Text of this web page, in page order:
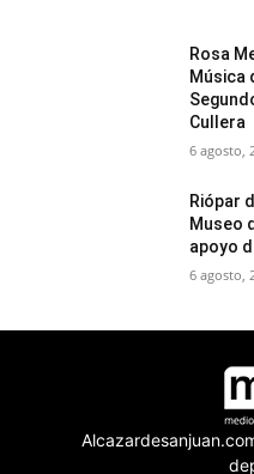
Rosa
Música
Cullera
6 agosto,
Riópar
Museo
apoyo
6 agosto,